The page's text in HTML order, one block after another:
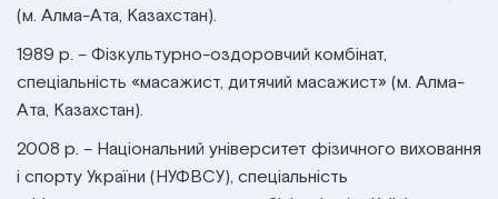
(м. Алма-Ата, Казахстан).
1989 р. – Фізкультурно-оздоровчий комбінат,
спеціальність «масажист, дитячий масажист» (м. Алма-
Ата, Казахстан).
2008 р. – Національний університет фізичного виховання
і спорту України (НУФВСУ), спеціальність